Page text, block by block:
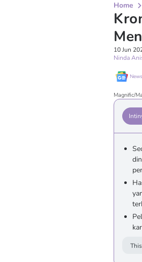
Home
10 Jun
Ninda
News
Magnific/